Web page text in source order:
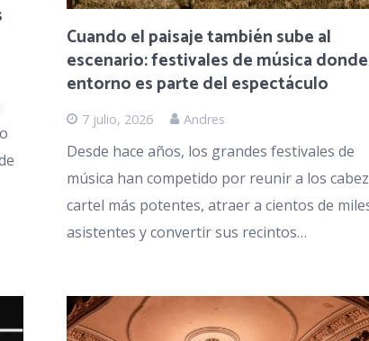
Cuando el paisaje también sube al
escenario: festivales de música
entorno es parte del espectáculo
7 julio, 2026 Andres
Desde hace años, los grandes festivales de
música han competido por reunir a los
cartel más potentes, atraer a cientos de
asistentes y convertir sus recintos…